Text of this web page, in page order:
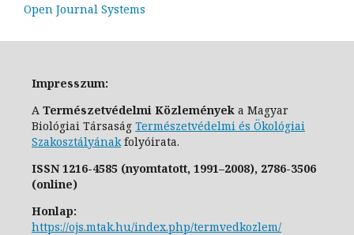
Open Journal Systems
Impresszum:
A Természetvédelmi Közlemények a Magyar
Biológiai Társaság Természetvédelmi és Ökológiai
Szakosztályánakfolyóirata.
ISSN1216-4585 (nyomtatott, 1991–2008), 2786-3506
(online)
Honlap:
https://ojs.mtak.hu/index.php/termvedkozlem/